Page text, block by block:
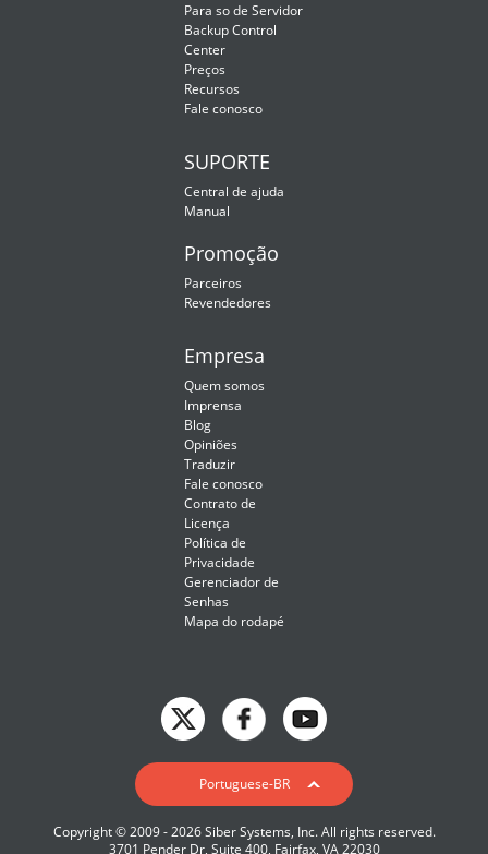
Para so de Servidor
Backup Control
Center
Preços
Recursos
Fale conosco
SUPORTE
Central de ajuda
Manual
Promoção
Parceiros
Revendedores
Empresa
Quem somos
Imprensa
Blog
Opiniões
Traduzir
Fale conosco
Contrato de
Licença
Política de
Privacidade
Gerenciador de
Senhas
Mapa do rodapé
Portuguese-BR
Deutsch
Español-419
Copyright © 2009 - 2026 Siber Systems, Inc. All rights reserved.
3701 Pender Dr, Suite 400, Fairfax, VA 22030